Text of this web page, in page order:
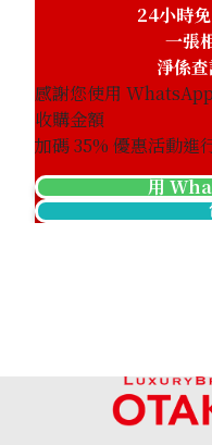
24小時
一張
淨係
感謝您使用
收購金額
加碼35% 優惠活動進
用